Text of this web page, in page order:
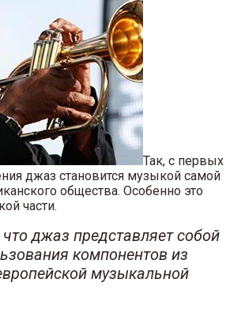
Так, с первых
джаз становится музыкой самой
общества. Особенно это
части.
джаз представляет собой
компонентов из
музыкальной